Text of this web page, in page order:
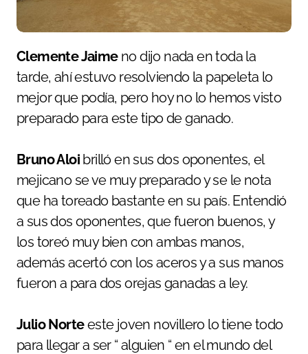
Clemente Jaimeno dijo nada en toda la
tarde, ahí estuvo resolviendo la papeleta lo
mejor que podía, pero hoy no lo hemos visto
preparado para este tipo de ganado.
Bruno Aloi brilló en sus dos oponentes, el
mejicano se ve muy preparado y se le nota
que ha toreado bastante en su país. Entendió
a sus dos oponentes, que fueron buenos, y
los toreó muy bien con ambas manos,
además acertó con los aceros y a sus manos
fueron a para dos orejas ganadas a ley.
Julio Norteeste joven novillero lo tiene todo
para llegar a ser “ alguien “ en el mundo del